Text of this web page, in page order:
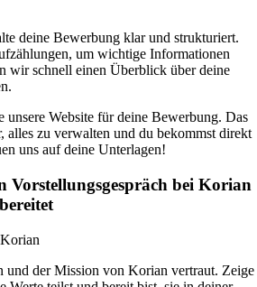
deine Bewerbung klar und strukturiert.
um wichtige Informationen
wir schnell einen Überblick über deine
unsere Website für deine Bewerbung. Das
alles zu verwalten und du bekommst direkt
uns auf deine Unterlagen!
Vorstellungsgespräch bei Korian
und der Mission von Korian vertraut. Zeige